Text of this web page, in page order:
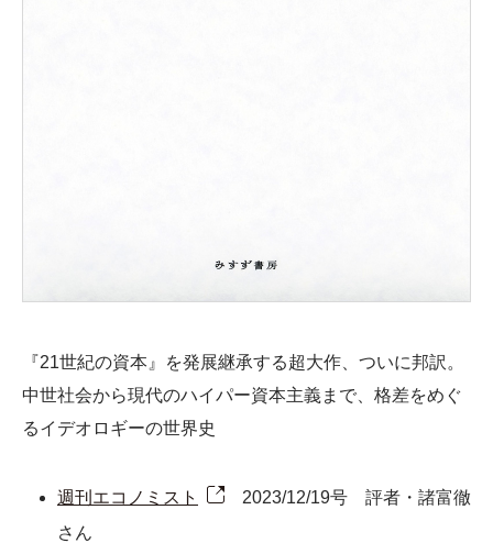
『21世紀の資本』を発展継承する超大作、ついに邦訳。
中世社会から現代のハイパー資本主義まで、格差をめぐ
るイデオロギーの世界史
週刊エコノミスト
2023/12/19号 評者・諸富徹
さん